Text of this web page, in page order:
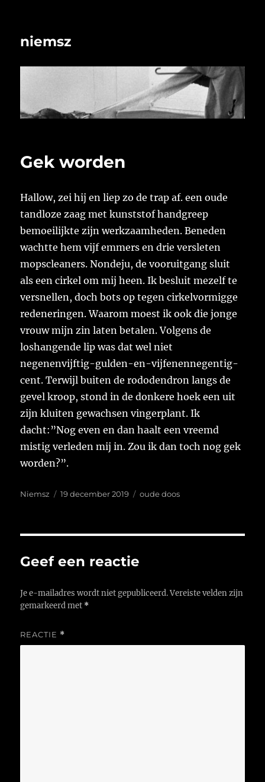
niemsz
Gek worden
Hallow, zei hij en liep zo de trap af. een oude
tandloze zaag met kunststof handgreep
bemoeilijkte zijn werkzaamheden. Beneden
wachtte hem vijf emmers en drie versleten
mopscleaners. Nondeju, de vooruitgang sluit
als een cirkel om mij heen. Ik besluit mezelf te
versnellen, doch bots op tegen cirkelvormigge
redeneringen. Waarom moest ik ook die jonge
vrouw mijn zin laten betalen. Volgens de
loshangende lip was dat wel niet
negenenvijftig-gulden-en-vijfenennegentig-
cent. Terwijl buiten de rododendron langs de
gevel kroop, stond in de donkere hoek een uit
zijn kluiten gewachsen vingerplant. Ik
dacht:”Nog even en dan haalt een vreemd
mistig verleden mij in. Zou ik dan toch nog gek
worden?”.
Auteur
Niemsz
Geplaatst
19 december 2019 Tags
oude doos
Geef een reactie
Je e-mailadres wordt niet gepubliceerd. Vereiste velden zijn
gemarkeerd met *
REACTIE *